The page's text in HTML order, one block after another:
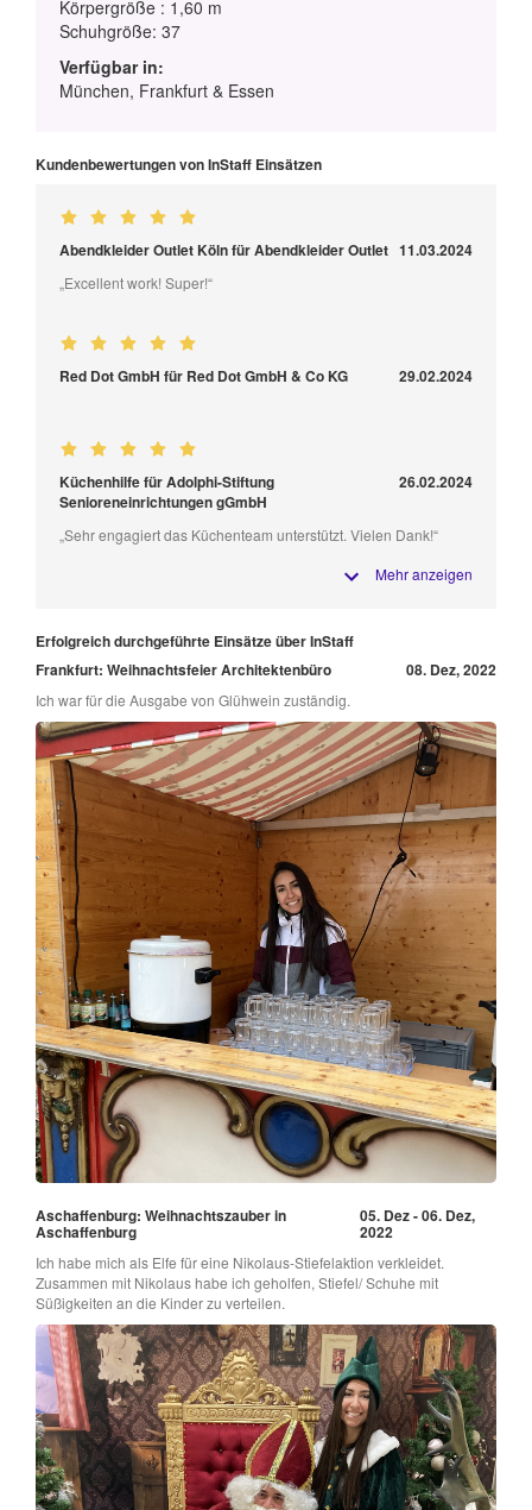
Körpergröße : 1,60 m
Schuhgröße: 37
Verfügbar in:
München, Frankfurt & Essen
Kundenbewertungen von InStaff Einsätzen
Abendkleider Outlet Köln für Abendkleider Outlet 11.03.2024
„Excellent work! Super!“
Red Dot GmbH für Red Dot GmbH & Co KG 29.02.2024
Küchenhilfe für Adolphi-Stiftung
Senioreneinrichtungen gGmbH
26.02.2024
„Sehr engagiert das Küchenteam unterstützt. Vielen Dank!“
Mehr anzeigen
Erfolgreich durchgeführte Einsätze über InStaff
Frankfurt: Weihnachtsfeier Architektenbüro
08. Dez, 2022
Ich war für die Ausgabe von Glühwein zuständig.
Aschaffenburg: Weihnachtszauber in
Aschaffenburg
05. Dez - 06. Dez,
2022
Ich habe mich als Elfe für eine Nikolaus-Stiefelaktion verkleidet.
Zusammen mit Nikolaus habe ich geholfen, Stiefel/ Schuhe mit
Süßigkeiten an die Kinder zu verteilen.